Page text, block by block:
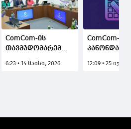
ComCom-ის
თავმჯდომარემ
წარმომადგენელთან
განიხილა
6:23 • 14 მაისი, 2026
ComCom-მა
2500
12:09 • 25